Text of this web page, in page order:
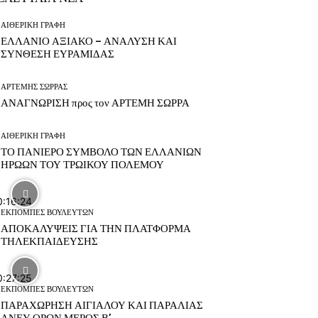
ΑΙΘΕΡΙΚΗ ΓΡΑΦΗ
ΕΛΛΑΝΙΟ ΑΞΙΑΚΟ – ΑΝΑΛΥΣΗ ΚΑΙ
ΣΥΝΘΕΣΗ ΕΥΡΑΜΙΔΑΣ
ΑΡΤΕΜΗΣ ΣΩΡΡΑΣ
ΑΝΑΓΝΩΡΙΣΗ προς τον ΑΡΤΕΜΗ ΣΩΡΡΑ
ΑΙΘΕΡΙΚΗ ΓΡΑΦΗ
ΤΟ ΠΑΝΙΕΡΟ ΣΥΜΒΟΛΟ ΤΩΝ ΕΛΛΑΝΙΩΝ
ΗΡΩΩΝ ΤΟΥ ΤΡΩΙΚΟΥ ΠΟΛΕΜΟΥ
ΕΚΠΟΜΠΕΣ ΒΟΥΛΕΥΤΩΝ
ΑΠΟΚΑΛΥΨΕΙΣ ΓΙΑ ΤΗΝ ΠΛΑΤΦΟΡΜΑ
ΤΗΛΕΚΠΑΙΔΕΥΣΗΣ
ΕΚΠΟΜΠΕΣ ΒΟΥΛΕΥΤΩΝ
ΠΑΡΑΧΩΡΗΣΗ ΑΙΓΙΑΛΟΥ ΚΑΙ ΠΑΡΑΛΙΑΣ